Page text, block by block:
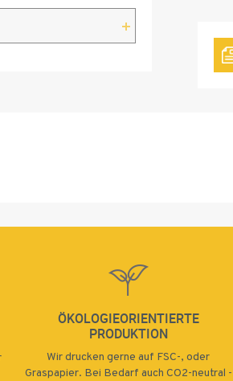
ÖKOLOGIEORIENTIERTE
PRODUKTION
Wir drucken gerne auf FSC-, oder
Graspapier. Bei Bedarf auch CO2-neutral -